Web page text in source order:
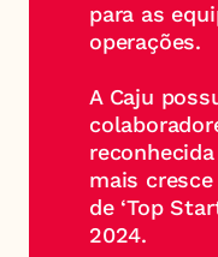
para as
operações.
A Caju
mais
de ‘Top
2024.